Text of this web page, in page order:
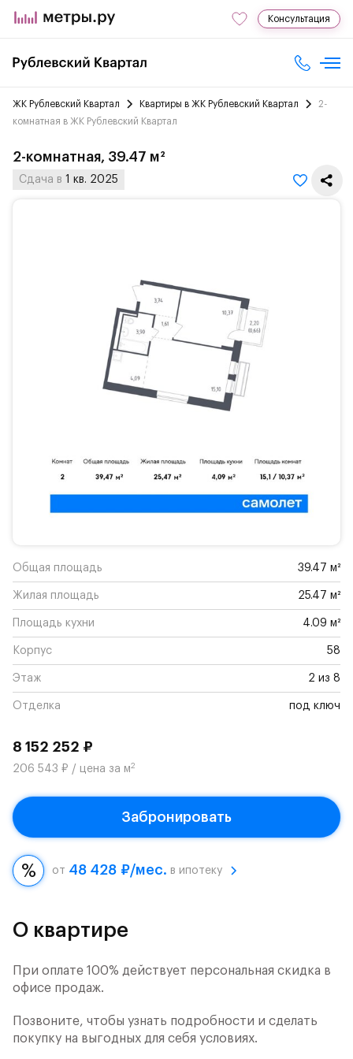
Консультация
ЖК Рублевский Квартал Квартиры в ЖК Рублевский Квартал
2-
комнатная в ЖК Рублевский Квартал
2-комнатная, 39.47 м²
Сдача в 1 кв. 2025
Общая площадь 39.47 м²
Жилая площадь 25.47 м²
Площадь кухни 4.09 м²
Корпус 58
Этаж 2 из 8
Отделка под ключ
8 152 252 ₽
206 543 ₽ / цена за м2
Забронировать
от 48 428 ₽/мес. в ипотеку
О квартире
При оплате 100% действует персональная скидка в
офисе продаж.
Позвоните, чтобы узнать подробности и сделать
покупку на выгодных для себя условиях.